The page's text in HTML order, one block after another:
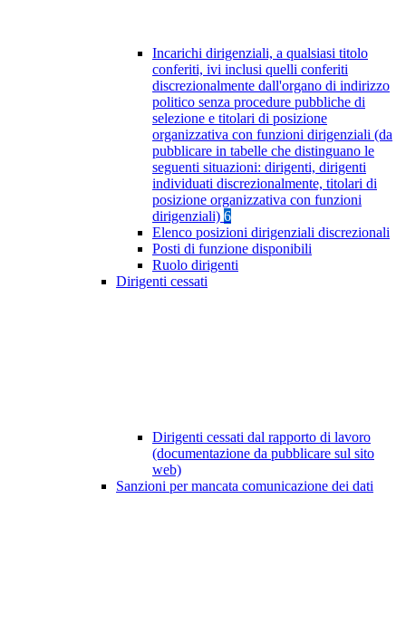
Incarichi dirigenziali, a qualsiasi titolo
conferiti, ivi inclusi quelli conferiti
discrezionalmente dall'organo di indirizzo
politico senza procedure pubbliche di
selezione e titolari di posizione
organizzativa con funzioni dirigenziali (da
pubblicare in tabelle che distinguano le
seguenti situazioni: dirigenti, dirigenti
individuati discrezionalmente, titolari di
posizione organizzativa con funzioni
dirigenziali) 6
Elenco posizioni dirigenziali discrezionali
Posti di funzione disponibili
Ruolo dirigenti
Dirigenti cessati
Dirigenti cessati dal rapporto di lavoro
(documentazione da pubblicare sul sito
web)
Sanzioni per mancata comunicazione dei dati